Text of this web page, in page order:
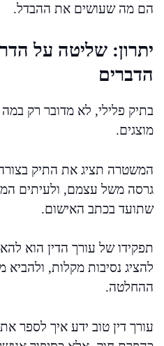
הם מה שעושים את ההבדל.
יתרון: שליטה על
הדברים
בתיק פלילי, לא מדובר רק
מוצגים.
המשטרה תציג את התיק
גרסה משל עצמם, ולעיתים
שתועד בכתב האישום.
תפקידו של עורך הדין הוא
להציג נסיבות מקלות,
ההחלטה.
עורך דין טוב ידע איך לספר